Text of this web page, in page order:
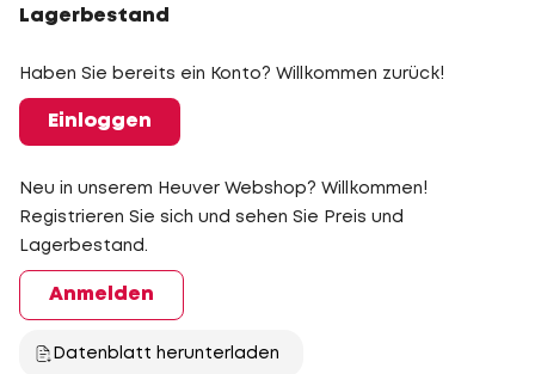
Lagerbestand
Haben Sie bereits ein Konto? Willkommen zurück!
Einloggen
Neu in unserem Heuver Webshop? Willkommen!
Registrieren Sie sich und sehen Sie Preis und
Lagerbestand.
Anmelden
Datenblatt herunterladen